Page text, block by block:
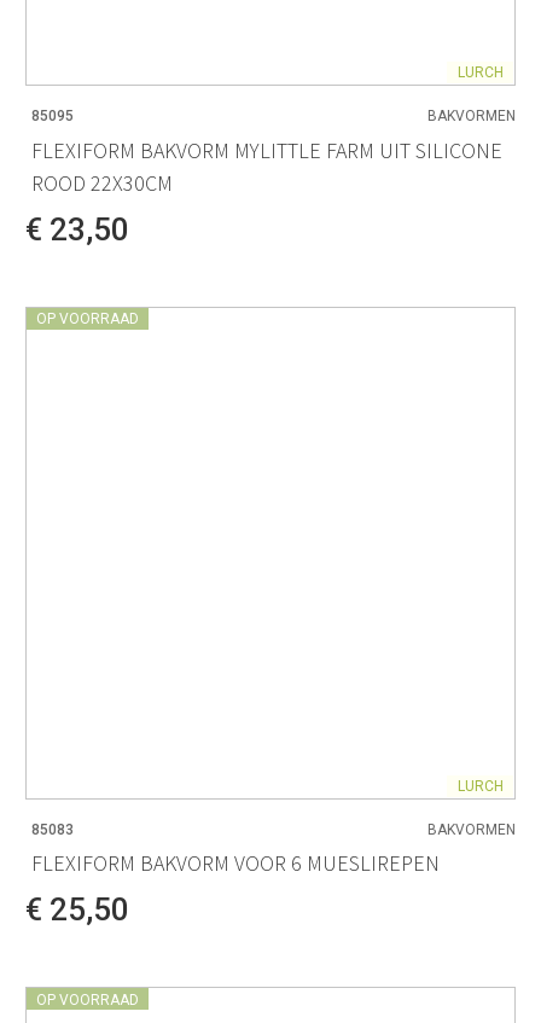
LURCH
85095 BAKVORMEN
FLEXIFORM BAKVORM MYLITTLE FARM UIT SILICONE
ROOD 22X30CM
€ 23,50
OP VOORRAAD
LURCH
85083 BAKVORMEN
FLEXIFORM BAKVORM VOOR 6 MUESLIREPEN
€ 25,50
OP VOORRAAD